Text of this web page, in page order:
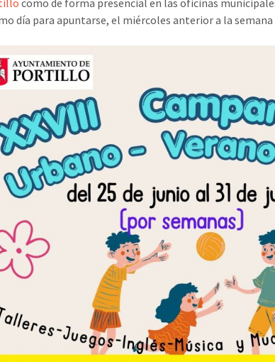
día para apuntarse, el miércoles anterior a la semana